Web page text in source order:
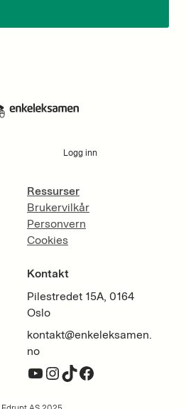
Logg inn
Ressurser
Brukervilkår
Personvern
Cookies
Kontakt
Pilestredet 15A, 0164
Oslo
kontakt@enkeleksamen.
no
YouTube InstagramTikTok Facebook